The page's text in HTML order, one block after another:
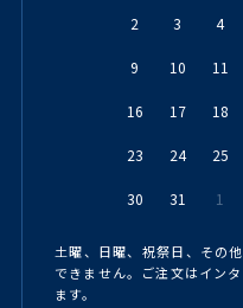
2 3 4
9 10 11
16 17 18
23 24 25
30 31 1
土曜、日曜、祝祭日、その
できません。ご注文はイン
ます。